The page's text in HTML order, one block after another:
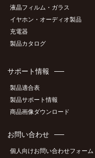
液晶フィルム・ガラス
イヤホン・オーディオ製品
充電器
製品カタログ
サポート情報
製品適合表
製品サポート情報
商品画像ダウンロード
お問い合わせ
個人向けお問い合わせフォーム